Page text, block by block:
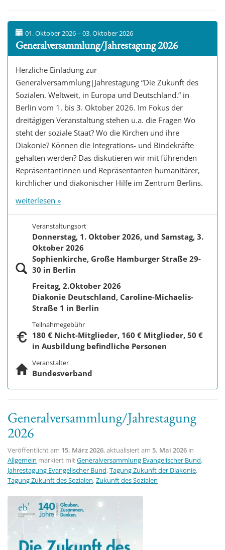
01. Oktober 2026 – 03. Oktober 2026
Generalversammlung/Jahrestagung 2026
Herzliche Einladung zur
Generalversammlung|Jahrestagung “Die Zukunft des
Sozialen. Weltweit, in Europa und Deutschland.” in
Berlin vom 1. bis 3. Oktober 2026. Im Fokus der
dreitägigen Veranstaltung stehen u.a. die Fragen Wo
steht der soziale Staat? Wo die Kirchen und ihre
Diakonie? Können die Integrations- und Bindekräfte
gehalten werden? Das diskutieren wir mit führenden
Repräsentantinnen und Repräsentanten humanitärer,
kirchlicher und diakonischer Hilfe im Zentrum Berlins.
weiterlesen »
Veranstaltungsort
Donnerstag, 1. Oktober 2026, und Samstag, 3.
Oktober 2026
Sophienkirche, Große Hamburger Straße 29-
30 in Berlin
Freitag, 2.Oktober 2026
Diakonie Deutschland, Caroline-Michaelis-
Straße 1 in Berlin
Teilnahmegebühr
180 € Nicht-Mitglieder, 160 € Mitglieder, 50 €
in Ausbildung befindliche Personen
Veranstalter
Bundesverband
Generalversammlung/Jahrestagung
2026
Veröffentlicht am 15. März 2026, aktualisiert am 5. Mai 2026 in
Allgemein markiert mitGeneralversammlung Evangelischer Bund,
Jahrestagung Evangelischer Bund,Tagung Zukunft der Diakonie,
Tagung Zukunft des Sozialen,Zukunft des Sozialen